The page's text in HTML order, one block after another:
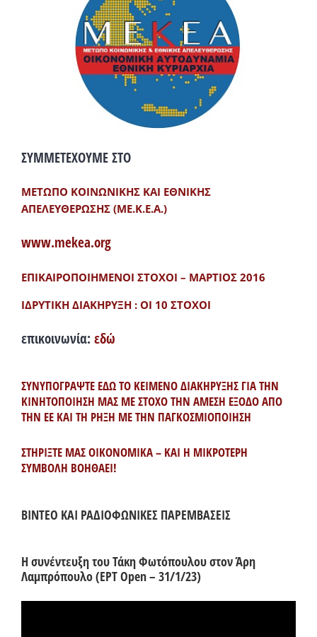
ΣΥΜΜΕΤΕΧΟΥΜΕ ΣΤΟ
ΜΕΤΩΠΟ ΚΟΙΝΩΝΙΚΗΣ ΚΑΙ ΕΘΝΙΚΗΣ
ΑΠΕΛΕΥΘΕΡΩΣΗΣ (ΜΕ.Κ.Ε.Α.)
www.mekea.org
ΕΠΙΚΑΙΡΟΠΟΙΗΜΕΝΟΙ ΣΤΟΧΟΙ – ΜΑΡΤΙΟΣ 2016
ΙΔΡΥΤΙΚΗ ΔΙΑΚΗΡΥΞΗ : ΟΙ 10 ΣΤΟΧΟΙ
επικοινωνία: εδώ
ΣΥΝΥΠΟΓΡΑΨΤΕ ΕΔΩ ΤΟ ΚΕΙΜΕΝΟ ΔΙΑΚΗΡΥΞΗΣ ΓΙΑ ΤΗΝ
ΚΙΝΗΤΟΠΟΙΗΣΗ ΜΑΣ ΜΕ ΣΤΟΧΟ ΤΗΝ ΑΜΕΣΗ ΕΞΟΔΟ ΑΠΟ
ΤΗΝ ΕΕ ΚΑΙ ΤΗ ΡΗΞΗ ΜΕ ΤΗΝ ΠΑΓΚΟΣΜΙΟΠΟΙΗΣΗ
ΣΤΗΡΙΞΤΕ ΜΑΣ ΟΙΚΟΝΟΜΙΚΑ – ΚΑΙ Η ΜΙΚΡΟΤΕΡΗ
ΣΥΜΒΟΛΗ ΒΟΗΘΑΕΙ!
ΒΙΝΤΕΟ ΚΑΙ ΡΑΔΙΟΦΩΝΙΚΕΣ ΠΑΡΕΜΒΑΣΕΙΣ
Η συνέντευξη του Τάκη Φωτόπουλου στον Άρη
Λαμπρόπουλο (ΕΡΤ Open – 31/1/23)